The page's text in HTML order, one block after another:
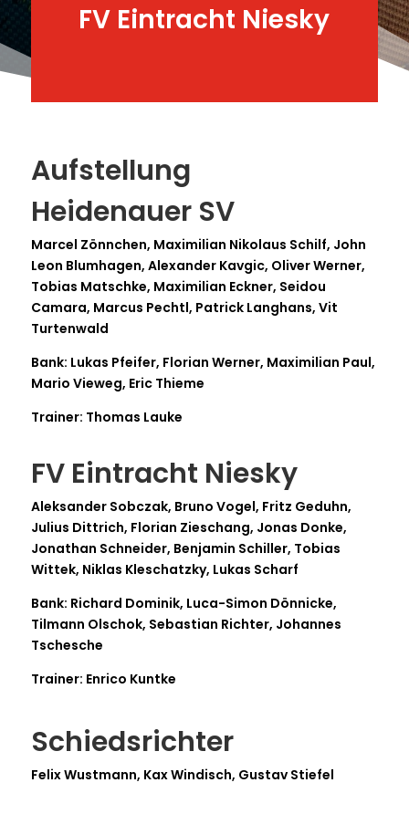
FV Eintracht Niesky
Aufstellung
Heidenauer SV
Marcel Zönnchen, Maximilian Nikolaus Schilf, John
Leon Blumhagen, Alexander Kavgic, Oliver Werner,
Tobias Matschke, Maximilian Eckner, Seidou
Camara, Marcus Pechtl, Patrick Langhans, Vit
Turtenwald
Bank: Lukas Pfeifer, Florian Werner, Maximilian Paul,
Mario Vieweg, Eric Thieme
Trainer: Thomas Lauke
FV Eintracht Niesky
Aleksander Sobczak, Bruno Vogel, Fritz Geduhn,
Julius Dittrich, Florian Zieschang, Jonas Donke,
Jonathan Schneider, Benjamin Schiller, Tobias
Wittek, Niklas Kleschatzky, Lukas Scharf
Bank: Richard Dominik, Luca-Simon Dönnicke,
Tilmann Olschok, Sebastian Richter, Johannes
Tschesche
Trainer: Enrico Kuntke
Schiedsrichter
Felix Wustmann, Kax Windisch, Gustav Stiefel